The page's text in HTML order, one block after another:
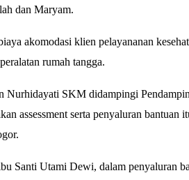
dan Maryam.
akomodasi klien pelayananan
rumah tangga.
Nurhidayati SKM didampingi
assessment serta penyaluran bantuan
Santi Utami Dewi, dalam penyaluran